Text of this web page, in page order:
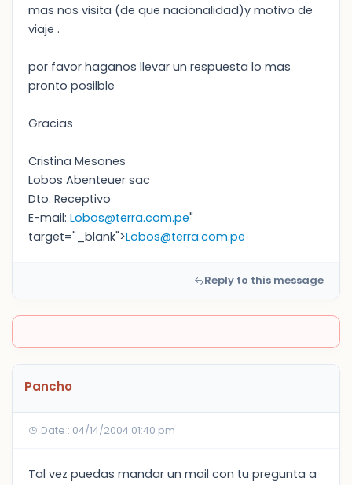
mas nos visita (de que nacionalidad)y motivo de
viaje .
por favor haganos llevar un respuesta lo mas
pronto posilble
Gracias
Cristina Mesones
Lobos Abenteuer sac
Dto. Receptivo
E-mail: Lobos@terra.com.pe"
target="_blank">Lobos@terra.com.pe
Reply to this message
Pancho
Date : 04/14/2004 01:40 pm
Tal vez puedas mandar un mail con tu pregunta a